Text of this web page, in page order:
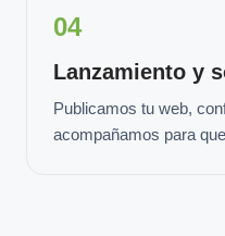
04
Lanzamiento y
Publicamos tu web,
acompañamos para